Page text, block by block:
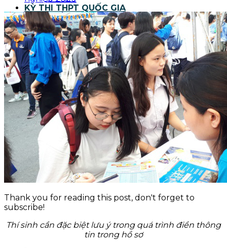
KỲ THI THPT QUỐC GIA
BLOG NGHỀ Y
KỸ NĂNG
TIN TỨC
Thank you for reading this post, don't forget to
subscribe!
Thí sinh cần đặc biệt lưu ý trong quá trình điền thông
tin trong hồ sơ